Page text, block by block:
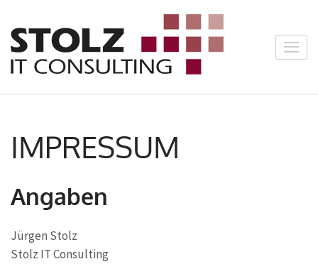
Inhalt
springen
(Enter
Stolz IT
IMPRESSUM
Angaben
Jürgen Stolz
Stolz IT Consulting